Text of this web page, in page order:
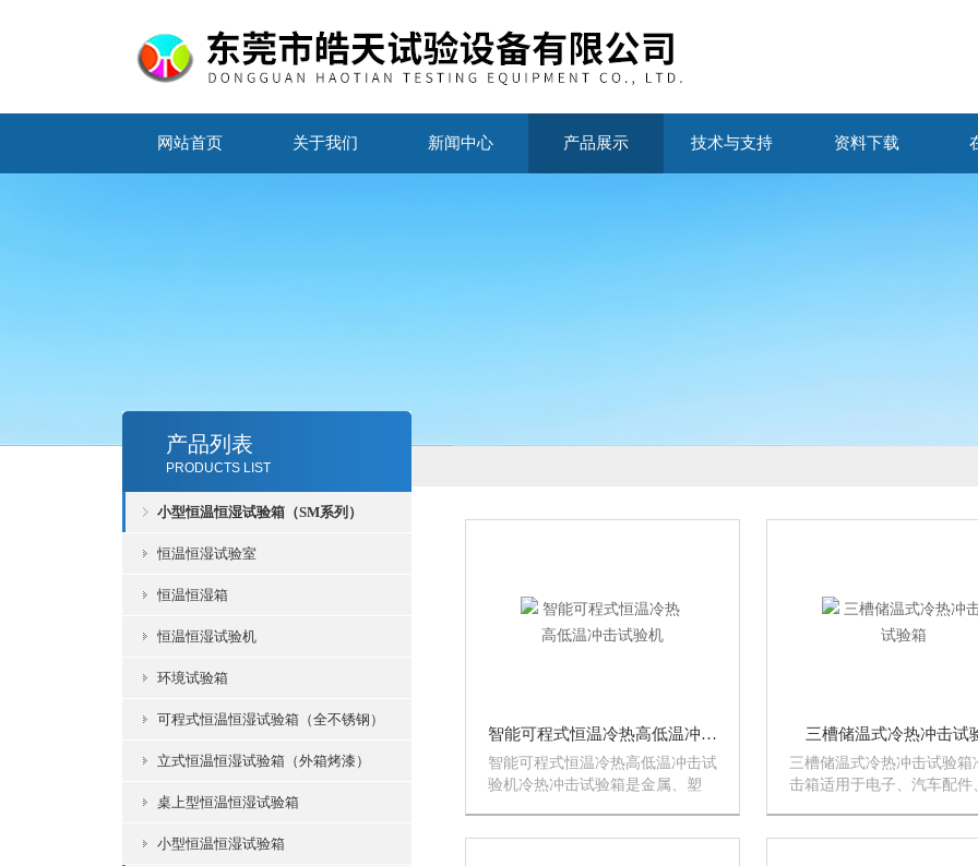
网站首页 关于我们 新闻中心 产品展示 技术与支持 资料下载
产品列表
PRODUCTS LIST
小型恒温恒湿试验箱（SM系列）
恒温恒湿试验室
恒温恒湿箱
恒温恒湿试验机
环境试验箱
可程式恒温恒湿试验箱（全不锈钢）
立式恒温恒湿试验箱（外箱烤漆）
桌上型恒温恒湿试验箱
小型恒温恒湿试验箱
智能可程式恒温冷热高低温冲击试验机
智能可程式恒温冷热高低温冲击试
验机冷热冲击试验箱是金属、塑
三槽储温式冷热冲击试
三槽储温式冷热冲击试验箱
击箱适用于电子、汽车配件